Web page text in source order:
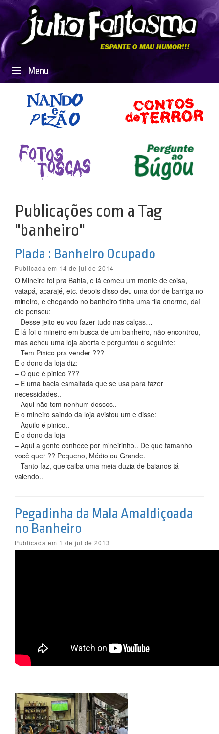
Menu
Publicações com a Tag
"banheiro"
Piada : Banheiro Ocupado
Publicada em 14 de jul de 2014
O Mineiro foi pra Bahia, e lá comeu um monte de coisa,
vatapá, acarajé, etc. depois disso deu uma dor de barriga no
mineiro, e chegando no banheiro tinha uma fila enorme, daí
ele pensou:
– Desse jeito eu vou fazer tudo nas calças…
E lá foi o mineiro em busca de um banheiro, não encontrou,
mas achou uma loja aberta e perguntou o seguinte:
– Tem Pinico pra vender ???
E o dono da loja diz:
– O que é pinico ???
– É uma bacia esmaltada que se usa para fazer
necessidades..
– Aqui não tem nenhum desses..
E o mineiro saindo da loja avistou um e disse:
– Aquilo é pinico..
E o dono da loja:
– Aqui a gente conhece por mineirinho.. De que tamanho
você quer ?? Pequeno, Médio ou Grande.
– Tanto faz, que caiba uma meia duzia de baianos tá
valendo..
Pegadinha da Mala Amaldiçoada
no Banheiro
Publicada em 1 de jul de 2013